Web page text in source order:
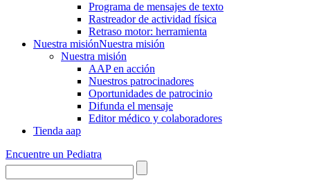
Programa de mensajes de texto
Rastre​​ador de activida​d física
Retraso motor: herramienta
Nuestra misiónNuestra misión
Nuestra misión
AAP en acción
Nuestros patrocinadores
Oportunidades de patrocinio
Difunda el mensaje
Editor médico y colaboradores
Tienda aap
Encuentre un Pediatra